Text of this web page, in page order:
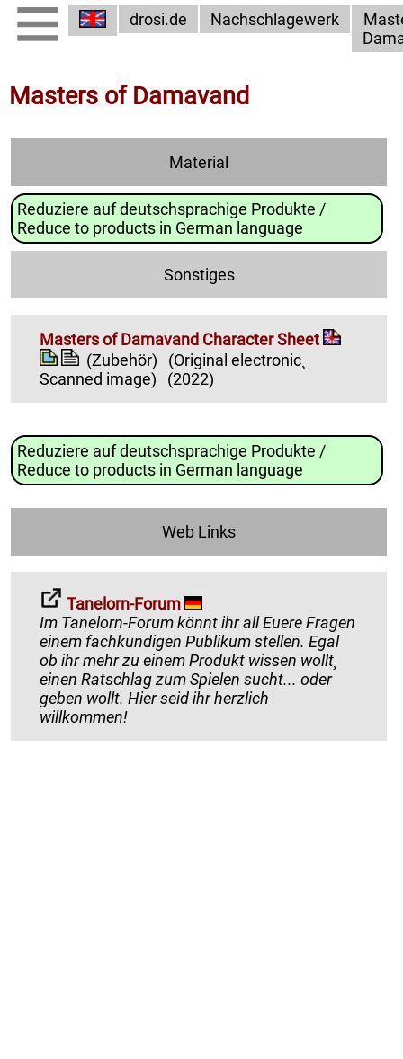
drosi.de Nachschlagewerk
Masters of Damavand
Material
Reduziere auf deutschsprachige Produkte /
Reduce to products in German language
Sonstiges
Masters of Damavand Character Sheet
(Zubehör)
(Original electronic¸
Scanned image)
(2022)
Reduziere auf deutschsprachige Produkte /
Reduce to products in German language
Web Links
Tanelorn-Forum
Im Tanelorn-Forum könnt ihr all Euere Fragen
einem fachkundigen Publikum stellen. Egal
ob ihr mehr zu einem Produkt wissen wollt¸
einen Ratschlag zum Spielen sucht... oder
geben wollt. Hier seid ihr herzlich
willkommen!